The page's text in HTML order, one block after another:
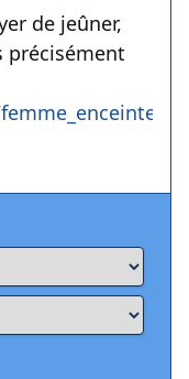
de jeûner,
précisément